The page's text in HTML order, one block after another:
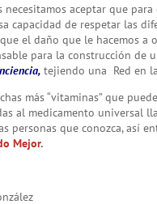
necesitamos aceptar que
capacidad de respetar las
el daño que le hacemos
para la construcción de
tejiendo una Red en
más “vitaminas” que
al medicamento universal
personas que conozca, así
Mejor.